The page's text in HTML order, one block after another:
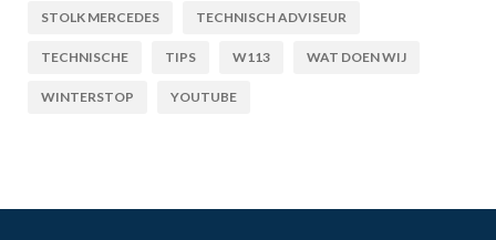
STOLK MERCEDES TECHNISCH ADVISEUR
TECHNISCHE TIPS W113 WAT DOEN WIJ
WINTERSTOP YOUTUBE